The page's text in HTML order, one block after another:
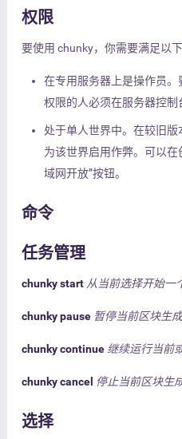
权限
要使用 chunky，你需要满足以下
在专用服务器上是操作员
权限的人必须在服务器控制
处于单人世界中。在较旧
为该世界启用作弊。可以
域网开放”按钮。
命令
任务管理
chunky start 从当前选择开始一
chunky pause 暂停当前区块生
chunky continue 继续运行当前
chunky cancel 停止当前区块生
选择